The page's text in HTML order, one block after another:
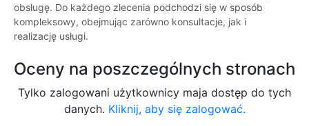
obsługę. Do każdego zlecenia podchodzi się w sposób
kompleksowy, obejmując zarówno konsultacje, jak i
realizację usługi.
Oceny na poszczególnych stronach
Tylko zalogowani użytkownicy maja dostęp do tych
danych. Kliknij, aby się zalogować.